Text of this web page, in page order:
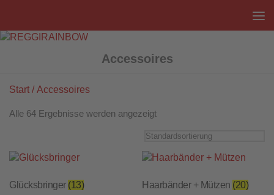
Accessoires
Start / Accessoires
Alle 64 Ergebnisse werden angezeigt
Glücksbringer (13) Haarbänder + Mützen (20)